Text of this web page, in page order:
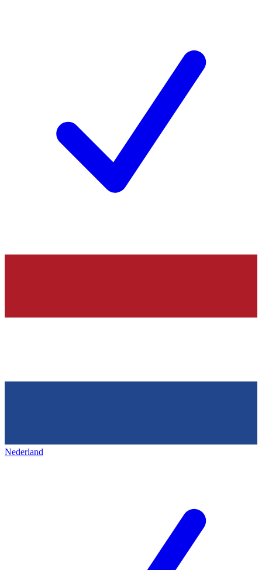
Nederland